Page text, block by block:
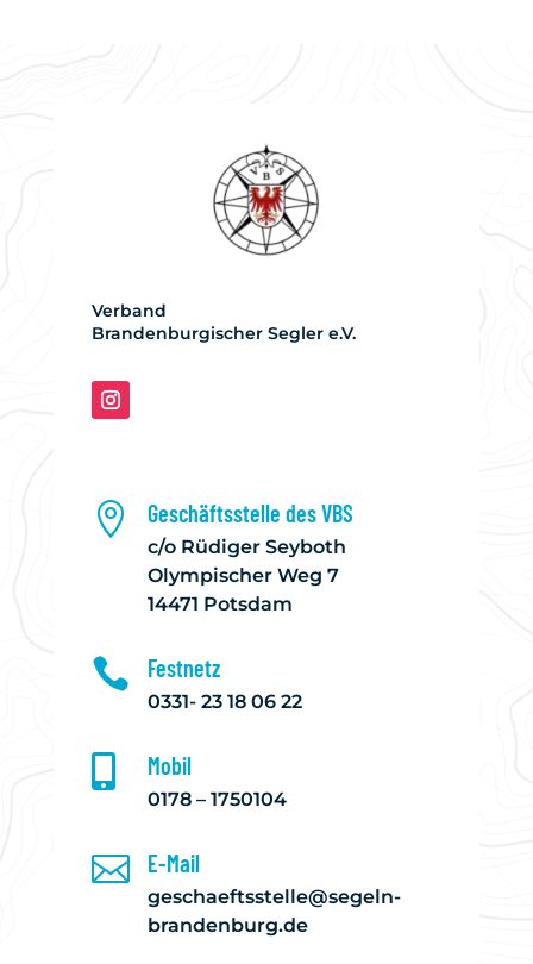
Verband
Brandenburgischer Segler e.V.
 Geschäftsstelle des VBS
c/o Rüdiger Seyboth
Olympischer Weg 7
14471 Potsdam
 Festnetz
0331- 23 18 06 22
 Mobil
0178 – 1750104
 E-Mail
geschaeftsstelle@segeln-
brandenburg.de